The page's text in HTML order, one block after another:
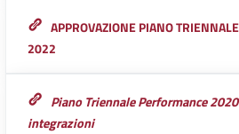
APPROVAZIONE PIANO
2022
Piano Triennale Performance
integrazioni